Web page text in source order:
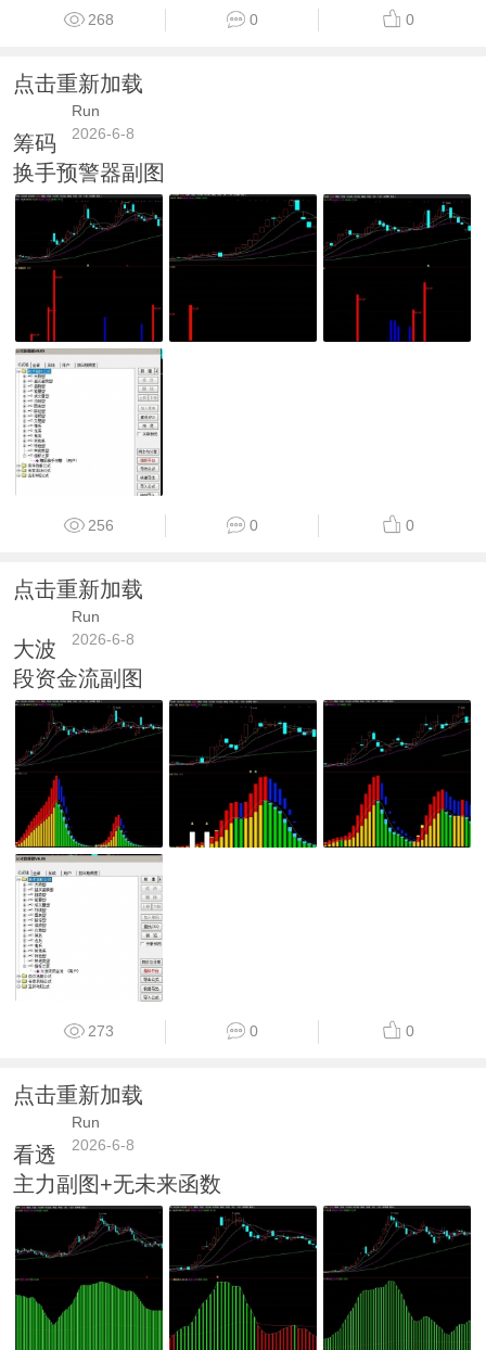
268 0 0
点击重新加载
Run
2026-6-8
筹码
换手预警器副图
256 0 0
点击重新加载
Run
2026-6-8
大波
段资金流副图
273 0 0
点击重新加载
Run
2026-6-8
看透
主力副图+无未来函数